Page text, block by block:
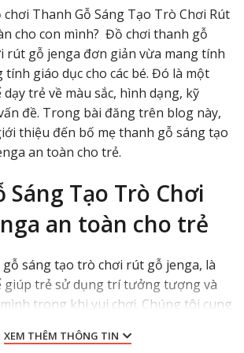
Thanh Gỗ Sáng Tạo Trò Chơi Rút
cho con mình?Đồ chơi thanh gỗ
rút gỗ jenga đơn giản vừa mang tính
giáo dục cho các bé. Đó là một
trẻ về màu sắc, hình dạng, kỹ
đề. Trong bài đăng trên blog này,
thiệu đến bố mẹthanh gỗ sáng tạo
an toàn cho trẻ.
Sáng Tạo Trò Chơi
an toàn cho trẻ
sáng tạo trò chơi rút gỗ jenga, là
giúp trẻ sử dụng trí tưởng tượng và
trong khi vui chơi. Chúng tôi cung
vì chúng được làm từ vật
XEM THÊM THÔNG TIN